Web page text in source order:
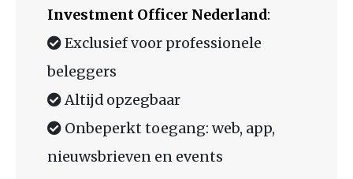
Investment Officer Nederland:
Exclusief voor professionele
beleggers
Altijd opzegbaar
Onbeperkt toegang: web, app,
nieuwsbrieven en events